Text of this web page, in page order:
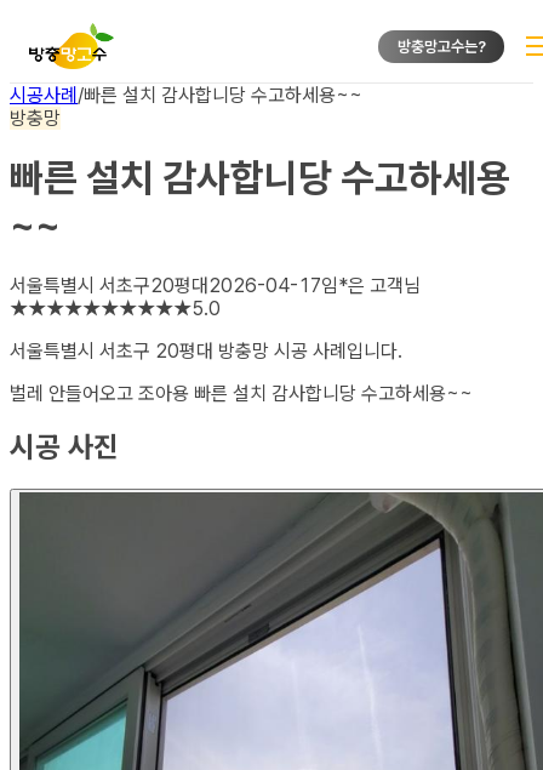
방충망고수는?
시공사례/빠른 설치 감사합니당 수고하세용~~
방충망
빠른 설치 감사합니당 수고하세용
~~
서울특별시 서초구20평대2026-04-17임*은 고객님
★★★★★★★★★★5.0
서울특별시 서초구 20평대 방충망 시공 사례입니다.
벌레 안들어오고 조아용 빠른 설치 감사합니당 수고하세용~~
시공 사진